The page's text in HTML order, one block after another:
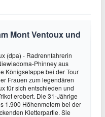
Mont Ventoux und
(dpa) - Radrennfahrerin
Phinney aus
Königsetappe bei der Tour
Frauen zum legendären
für sich entschieden und
erobert. Die 31-Jährige
1.900 Höhenmetern bei der
Kletterpartie. Sie